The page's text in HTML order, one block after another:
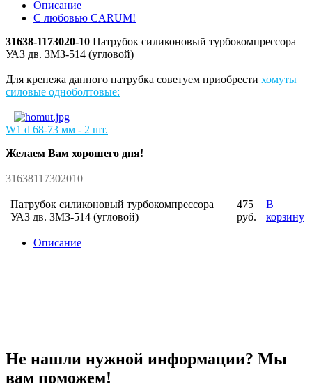
Описание
С любовью CARUM!
31638-1173020-10 Патрубок силиконовый турбокомпрессора
УАЗ дв. ЗМЗ-514 (угловой)
Для крепежа данного патрубка советуем приобрести хомуты
силовые одноболтовые:
W1 d 68-73 мм - 2 шт.
Желаем Вам хорошего дня!
31638117302010
Патрубок силиконовый турбокомпрессора
УАЗ дв. ЗМЗ-514 (угловой)
475
руб.
В
корзину
Описание
Не нашли нужной информации? Мы
вам поможем!